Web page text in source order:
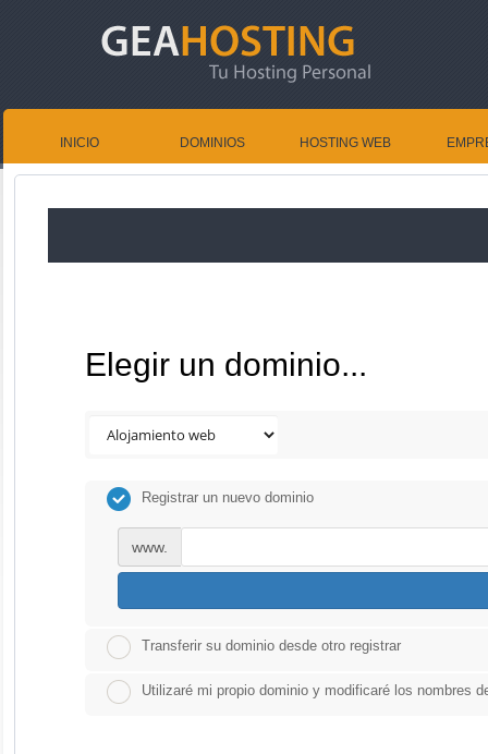
INICIO DOMINIOS HOSTING WEB
Elegir un dominio...
Registrar un nuevo dominio
www.
Transferir su dominio desde otro registrar
Utilizaré mi propio dominio y modificaré los nombres